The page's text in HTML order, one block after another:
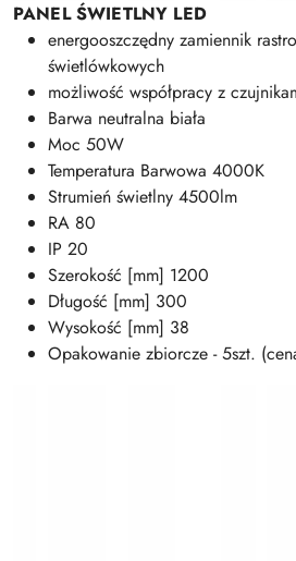
PANEL ŚWIETLNY LED
energooszczędny zamiennik
świetlówkowych
możliwość współpracy z
Barwa neutralna biała
Moc 50W
Temperatura Barwowa 4000K
Strumień świetlny 4500lm
RA 80
IP 20
Szerokość [mm] 1200
Długość [mm] 300
Wysokość [mm] 38
Opakowanie zbiorcze - 5szt.